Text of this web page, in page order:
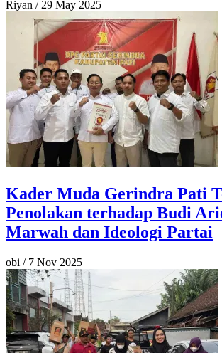
Riyan / 29 May 2025
Kader Muda Gerindra Pati
Penolakan terhadap Budi
Marwah dan Ideologi Partai
obi / 7 Nov 2025